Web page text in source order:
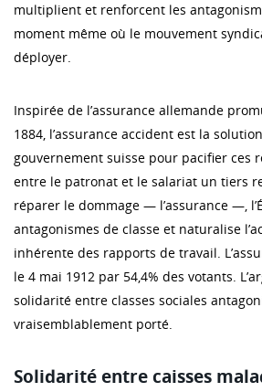
multiplient et renforcent les
moment même où le mouvement
déployer.
Inspirée de l’assurance allemande
1884, l’assurance accident est la
gouvernement suisse pour pacifier ces
entre le patronat et le salariat un tiers
réparer le dommage — l’assurance —,
antagonismes de classe et naturalise
inhérente des rapports de travail.
le 4 mai 1912 par 54,4% des votants.
solidarité entre classes sociales
vraisemblablement porté.
Solidarité entre caisses